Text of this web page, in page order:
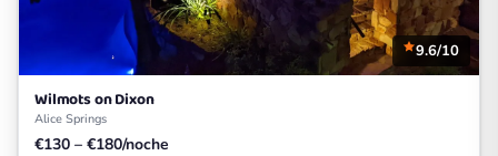
9.6/10
Wilmots on Dixon
Alice Springs
€130 – €180/noche